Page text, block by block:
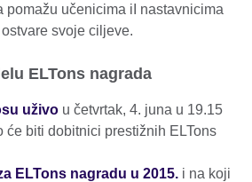
pomažu učenicima iI nastavnicima
svoje ciljeve.
ELTons nagrada
uživo u četvrtak, 4. juna u 19.15
će biti dobitnici prestižnih ELTons
ELTons nagradu u 2015. i na koji